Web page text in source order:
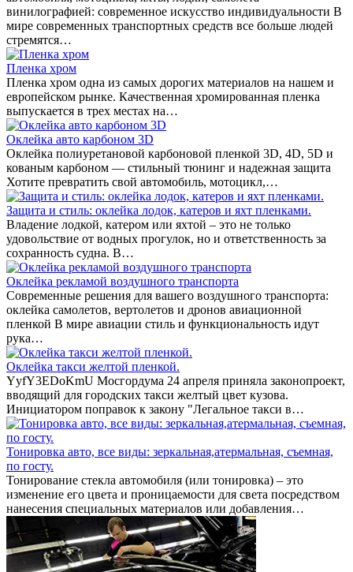
винилографией: современное искусство индивидуальности В
мире современных транспортных средств все больше людей
стремятся…
Пленка хром
Пленка хром одна из самых дорогих материалов на нашем и
европейском рынке. Качественная хромированная пленка
выпускается в трех местах на…
Оклейка авто карбоном 3D
Оклейка полиуретановой карбоновой пленкой 3D, 4D, 5D и
кованым карбоном — стильный тюнинг и надежная защита
Хотите превратить свой автомобиль, мотоцикл,…
Защита и стиль: оклейка лодок, катеров и яхт пленками.
Владение лодкой, катером или яхтой – это не только
удовольствие от водных прогулок, но и ответственность за
сохранность судна. В…
Оклейка рекламой воздушного транспорта
Современные решения для вашего воздушного транспорта:
оклейка самолетов, вертолетов и дронов авиационной
пленкой В мире авиации стиль и функциональность идут
рука…
Оклейка такси желтой пленкой.
YyfY3EDoKmU Мосгордума 24 апреля приняла законопроект,
вводящий для городских такси желтый цвет кузова.
Инициатором поправок к закону "Легальное такси в…
Тонировка авто, все виды: зеркальная,атермальная, съемная,
по госту.
Тонирование стекла автомобиля (или тонировка) – это
изменение его цвета и проницаемости для света посредством
нанесения специальных материалов или добавления…